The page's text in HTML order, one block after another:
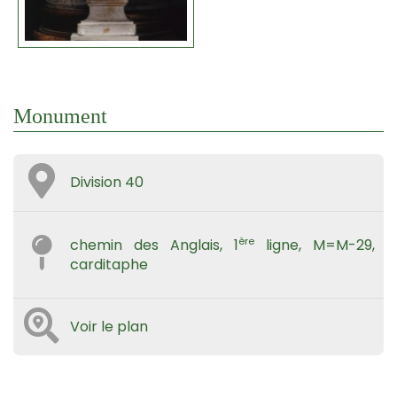
Monument
Division 40
chemin des Anglais, 1ère
ligne, M=M-29,
carditaphe
Voir le plan